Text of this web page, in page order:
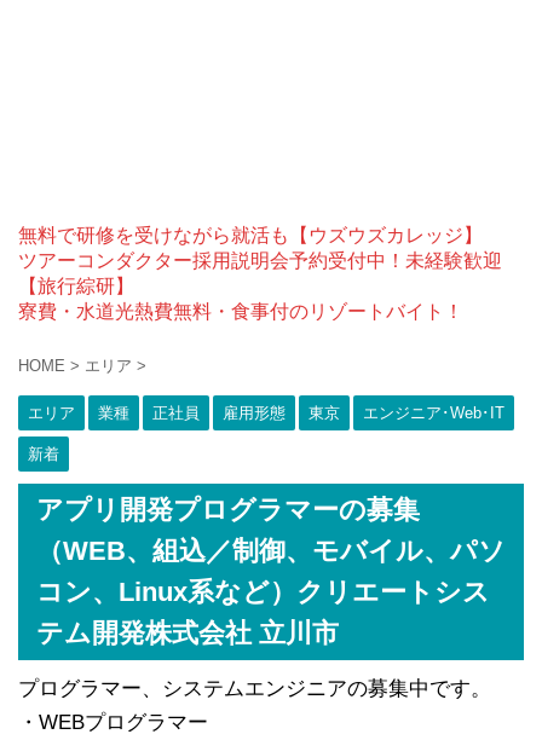
無料で研修を受けながら就活も【ウズウズカレッジ】
ツアーコンダクター採用説明会予約受付中！未経験歓迎
【旅行綜研】
寮費・水道光熱費無料・食事付のリゾートバイト！
HOME > エリア >
エリア 業種 正社員 雇用形態 東京 エンジニア･Web･IT
新着
アプリ開発プログラマーの募集
（WEB、組込／制御、モバイル、パソ
コン、Linux系など）クリエートシス
テム開発株式会社 立川市
プログラマー、システムエンジニアの募集中です。
・WEBプログラマー